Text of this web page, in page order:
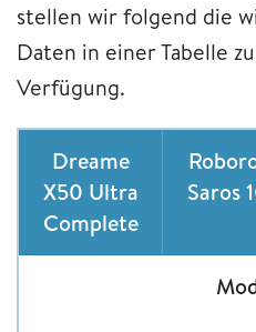
stellen wir folgend die
Daten in einer Tabelle
Verfügung.
Dreame
X50 Ultra
Complete
Saros